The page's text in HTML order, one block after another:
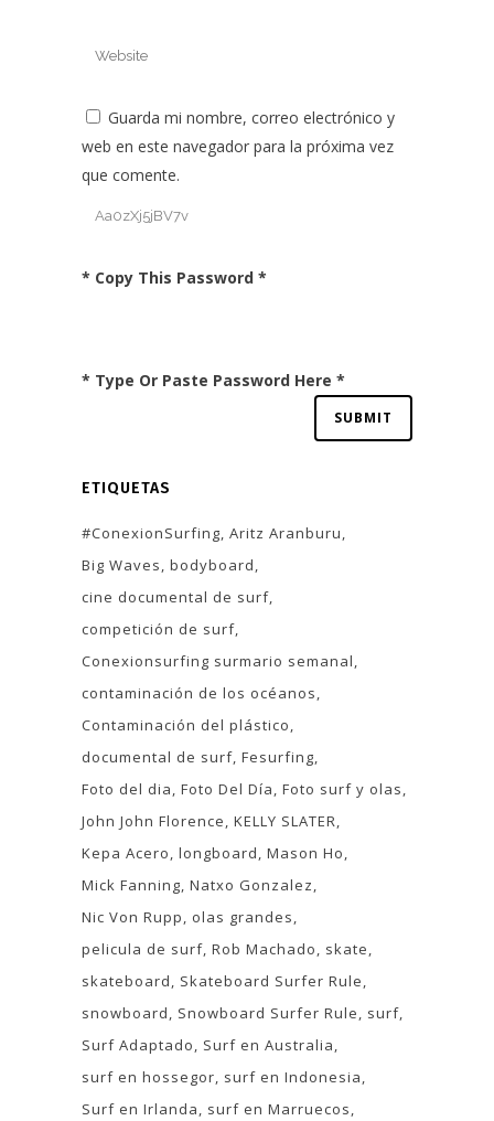
Guarda mi nombre, correo electrónico y
web en este navegador para la próxima vez
que comente.
* Copy This Password *
* Type Or Paste Password Here *
ETIQUETAS
#ConexionSurfing Aritz Aranburu
Big Waves bodyboard
cine documental de surf
competición de surf
Conexionsurfing surmario semanal
contaminación de los océanos
Contaminación del plástico
documental de surf Fesurfing
Foto del dia Foto Del Día Foto surf y olas
John John Florence KELLY SLATER
Kepa Acero longboard Mason Ho
Mick Fanning Natxo Gonzalez
Nic Von Rupp
olas grandes
pelicula de surf Rob Machado
skate
skateboard
Skateboard Surfer Rule
snowboard
Snowboard Surfer Rule
surf
Surf Adaptado
Surf en Australia
surf en hossegor surf en Indonesia
Surf en Irlanda
surf en Marruecos